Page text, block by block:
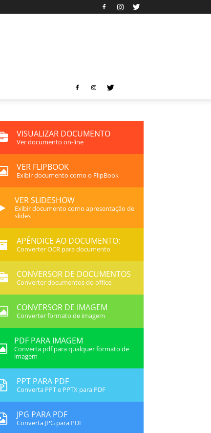
VISUALIZAR DOCUMENTO
Ver documento on-line
VER FLIPBOOK
Exibir documento como o FlipBook
VER SLIDESHOW
Exibir documento como apresentação de
slides
APÊNDICE AO DOCUMENTO:
Converter OCR para documento
CONVERSOR DE DOCUMENTOS
Converter documentos do office
CONVERSOR DE IMAGEM
Converter formato de imagem
PDF PARA IMAGEM
Converta pdf para qualquer formato de
imagem
PPT PARA PDF
Converta PPT e PPTX para PDF
JPG PARA PDF
Converta JPG para PDF